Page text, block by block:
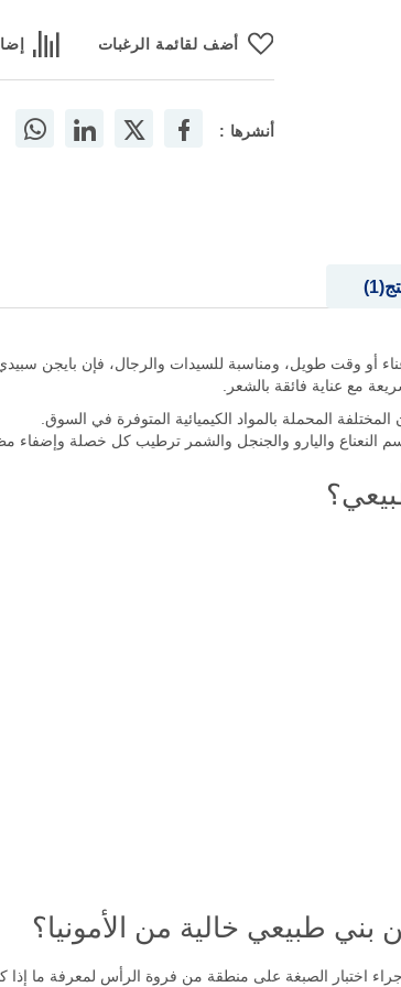
أضف لقائمة الرغبات
أنشرها :
أو وقت طويل، ومناسبة للسيدات والرجال، فإن بايجن
مع عناية فائقة بالشعر.
المحملة بالمواد الكيميائية المتوفرة في السوق.
النعناع واليارو والجنجل والشمر ترطيب كل خصلة
طبيعي خالية من الأمونيا؟
اختبار الصبغة على منطقة من فروة الرأس لمعرفة ما
1